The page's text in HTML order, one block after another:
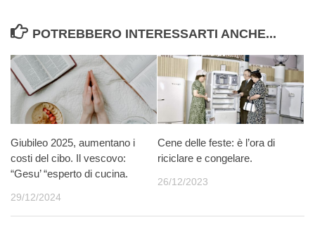
POTREBBERO INTERESSARTI ANCHE...
Giubileo 2025, aumentano i
costi del cibo. Il vescovo:
“Gesu’ “esperto di cucina.
29/12/2024
Cene delle feste: è l’ora di
riciclare e congelare.
26/12/2023